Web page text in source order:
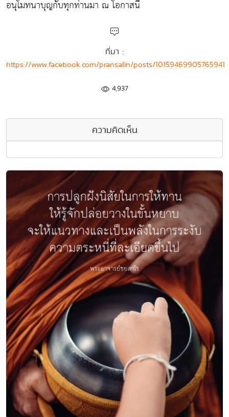
อนุโมทนาบุญกับทุกท่านมา ณ โอกาสนี้
ที่มา :
https://www.facebook.com/pransalin/posts/10159469905765941
4,937
ความคิดเห็น